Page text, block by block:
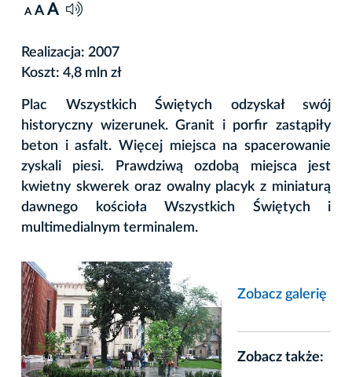
A A A
Realizacja: 2007
Koszt: 4,8 mln zł
Plac Wszystkich Świętych odzyskał swój
historyczny wizerunek. Granit i porfir zastąpiły
beton i asfalt. Więcej miejsca na spacerowanie
zyskali piesi. Prawdziwą ozdobą miejsca jest
kwietny skwerek oraz owalny placyk z miniaturą
dawnego kościoła Wszystkich Świętych i
multimedialnym terminalem.
Zobacz galerię
Zobacz także: